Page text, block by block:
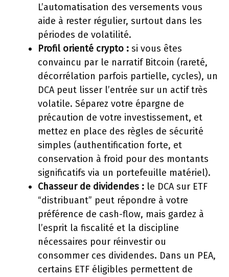
L’automatisation des versements vous
aide à rester régulier, surtout dans les
périodes de volatilité.
Profil orienté crypto : si vous êtes
convaincu par le narratif Bitcoin (rareté,
décorrélation parfois partielle, cycles), un
DCA peut lisser l’entrée sur un actif très
volatile. Séparez votre épargne de
précaution de votre investissement, et
mettez en place des règles de sécurité
simples (authentification forte, et
conservation à froid pour des montants
significatifs via un portefeuille matériel).
Chasseur de dividendes : le DCA sur ETF
“distribuant” peut répondre à votre
préférence de cash-flow, mais gardez à
l’esprit la fiscalité et la discipline
nécessaires pour réinvestir ou
consommer ces dividendes. Dans un PEA,
certains ETF éligibles permettent de